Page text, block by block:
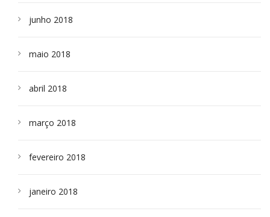
junho 2018
maio 2018
abril 2018
março 2018
fevereiro 2018
janeiro 2018